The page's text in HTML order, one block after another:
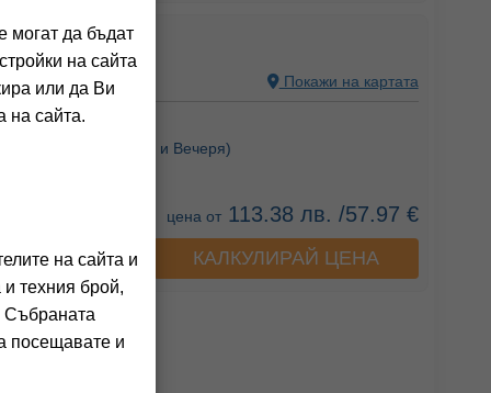
Покажи на картата
на клиенти)
(Закуска и Вечеря)
цена от113.38 лв. /57.97 €
хотела КАЛКУЛИРАЙ ЦЕНА
могат да бъдат
на сайта
или да Ви
на сайта.
на сайта и
техния брой,
Събраната
посещавате и